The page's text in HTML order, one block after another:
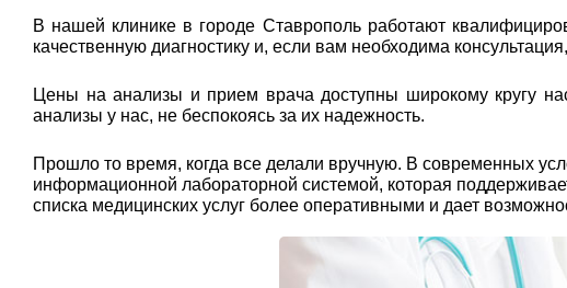
В нашей клинике в городе Ставрополь работают
качественную диагностику и, если вам необходима
Цены на анализы и прием врача доступны широкому кругу
анализы у нас, не беспокоясь за их надежность.
Прошло то время, когда все делали вручную. В современных
информационной лабораторной системой, которая
списка медицинских услуг более оперативными и дает